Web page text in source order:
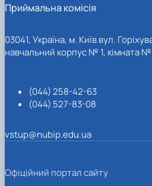
Приймальна комісія
03041, Україна, м. Київ вул.
навчальний корпус № 1, кімната №
(044) 258-42-63
(044) 527-83-08
vstup@nubip.edu.ua
Офіційний портал сайту